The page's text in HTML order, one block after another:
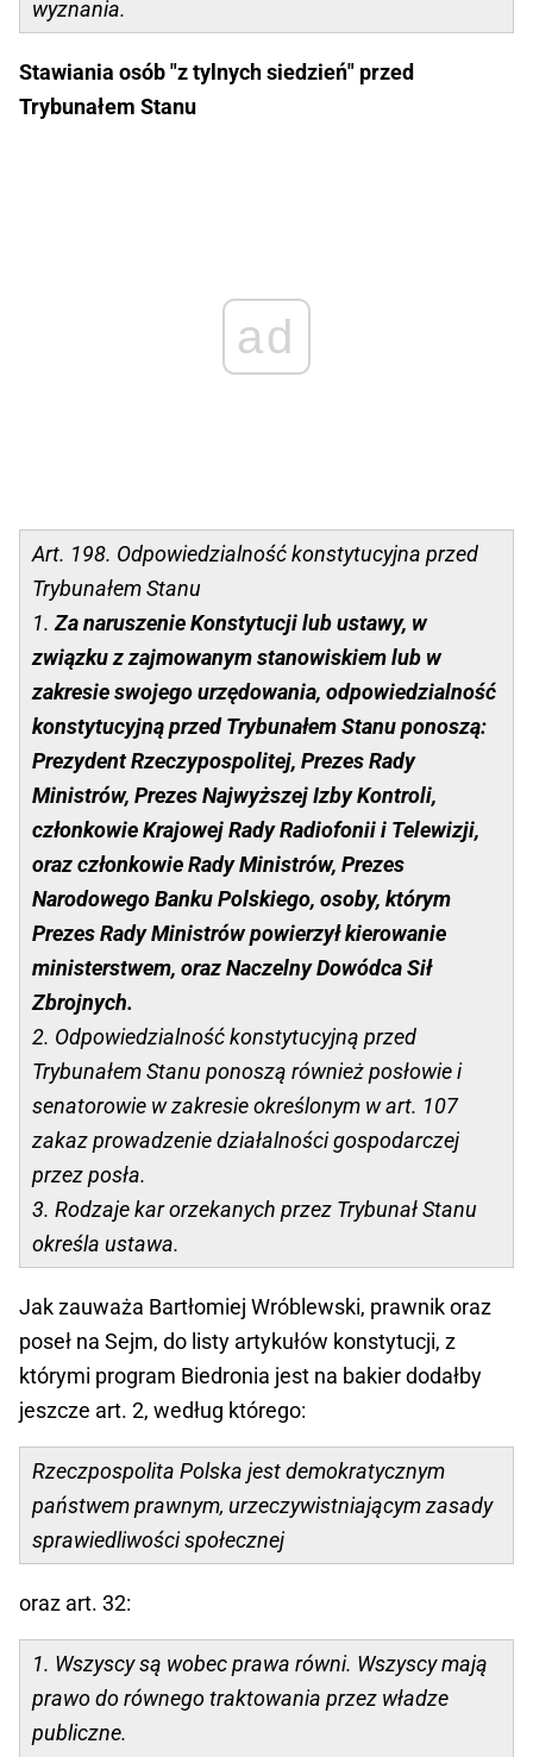
wyznania.
Stawiania osób "z tylnych siedzień" przed
Trybunałem Stanu
ad
Art. 198. Odpowiedzialność konstytucyjna przed
Trybunałem Stanu
1.Za naruszenie Konstytucji lub ustawy, w
związku z zajmowanym stanowiskiem lub w
zakresie swojego urzędowania, odpowiedzialność
konstytucyjną przed Trybunałem Stanu ponoszą:
Prezydent Rzeczypospolitej, Prezes Rady
Ministrów, Prezes Najwyższej Izby Kontroli,
członkowie Krajowej Rady Radiofonii i Telewizji,
oraz członkowie Rady Ministrów, Prezes
Narodowego Banku Polskiego, osoby, którym
Prezes Rady Ministrów powierzył kierowanie
ministerstwem, oraz Naczelny Dowódca Sił
Zbrojnych.
2. Odpowiedzialność konstytucyjną przed
Trybunałem Stanu ponoszą również posłowie i
senatorowie w zakresie określonym w art. 107
zakaz prowadzenie działalności gospodarczej
przez posła.
3. Rodzaje kar orzekanych przez Trybunał Stanu
określa ustawa.
Jak zauważa Bartłomiej Wróblewski, prawnik oraz
poseł na Sejm, do listy artykułów konstytucji, z
którymi program Biedronia jest na bakier dodałby
jeszcze art. 2, według którego:
Rzeczpospolita Polska jest demokratycznym
państwem prawnym, urzeczywistniającym zasady
sprawiedliwości społecznej
oraz art. 32:
1. Wszyscy są wobec prawa równi. Wszyscy mają
prawo do równego traktowania przez władze
publiczne.